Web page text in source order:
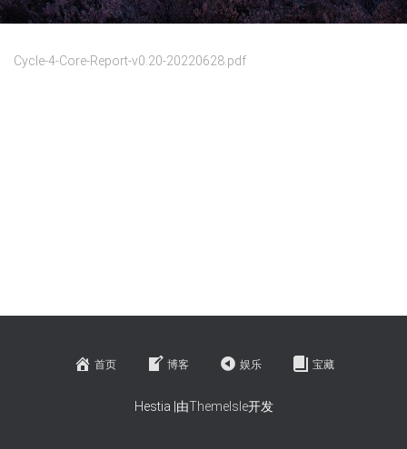
Cycle-4-Core-Report-v0.20-20220628.pdf
首页 博客 娱乐 宝藏
Hestia |由ThemeIsle开发